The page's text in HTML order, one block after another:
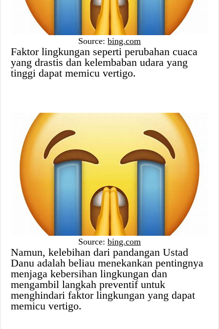
Source: bing.com
Faktor lingkungan seperti perubahan cuaca
yang drastis dan kelembaban udara yang
tinggi dapat memicu vertigo.
Source: bing.com
Namun, kelebihan dari pandangan Ustad
Danu adalah beliau menekankan pentingnya
menjaga kebersihan lingkungan dan
mengambil langkah preventif untuk
menghindari faktor lingkungan yang dapat
memicu vertigo.